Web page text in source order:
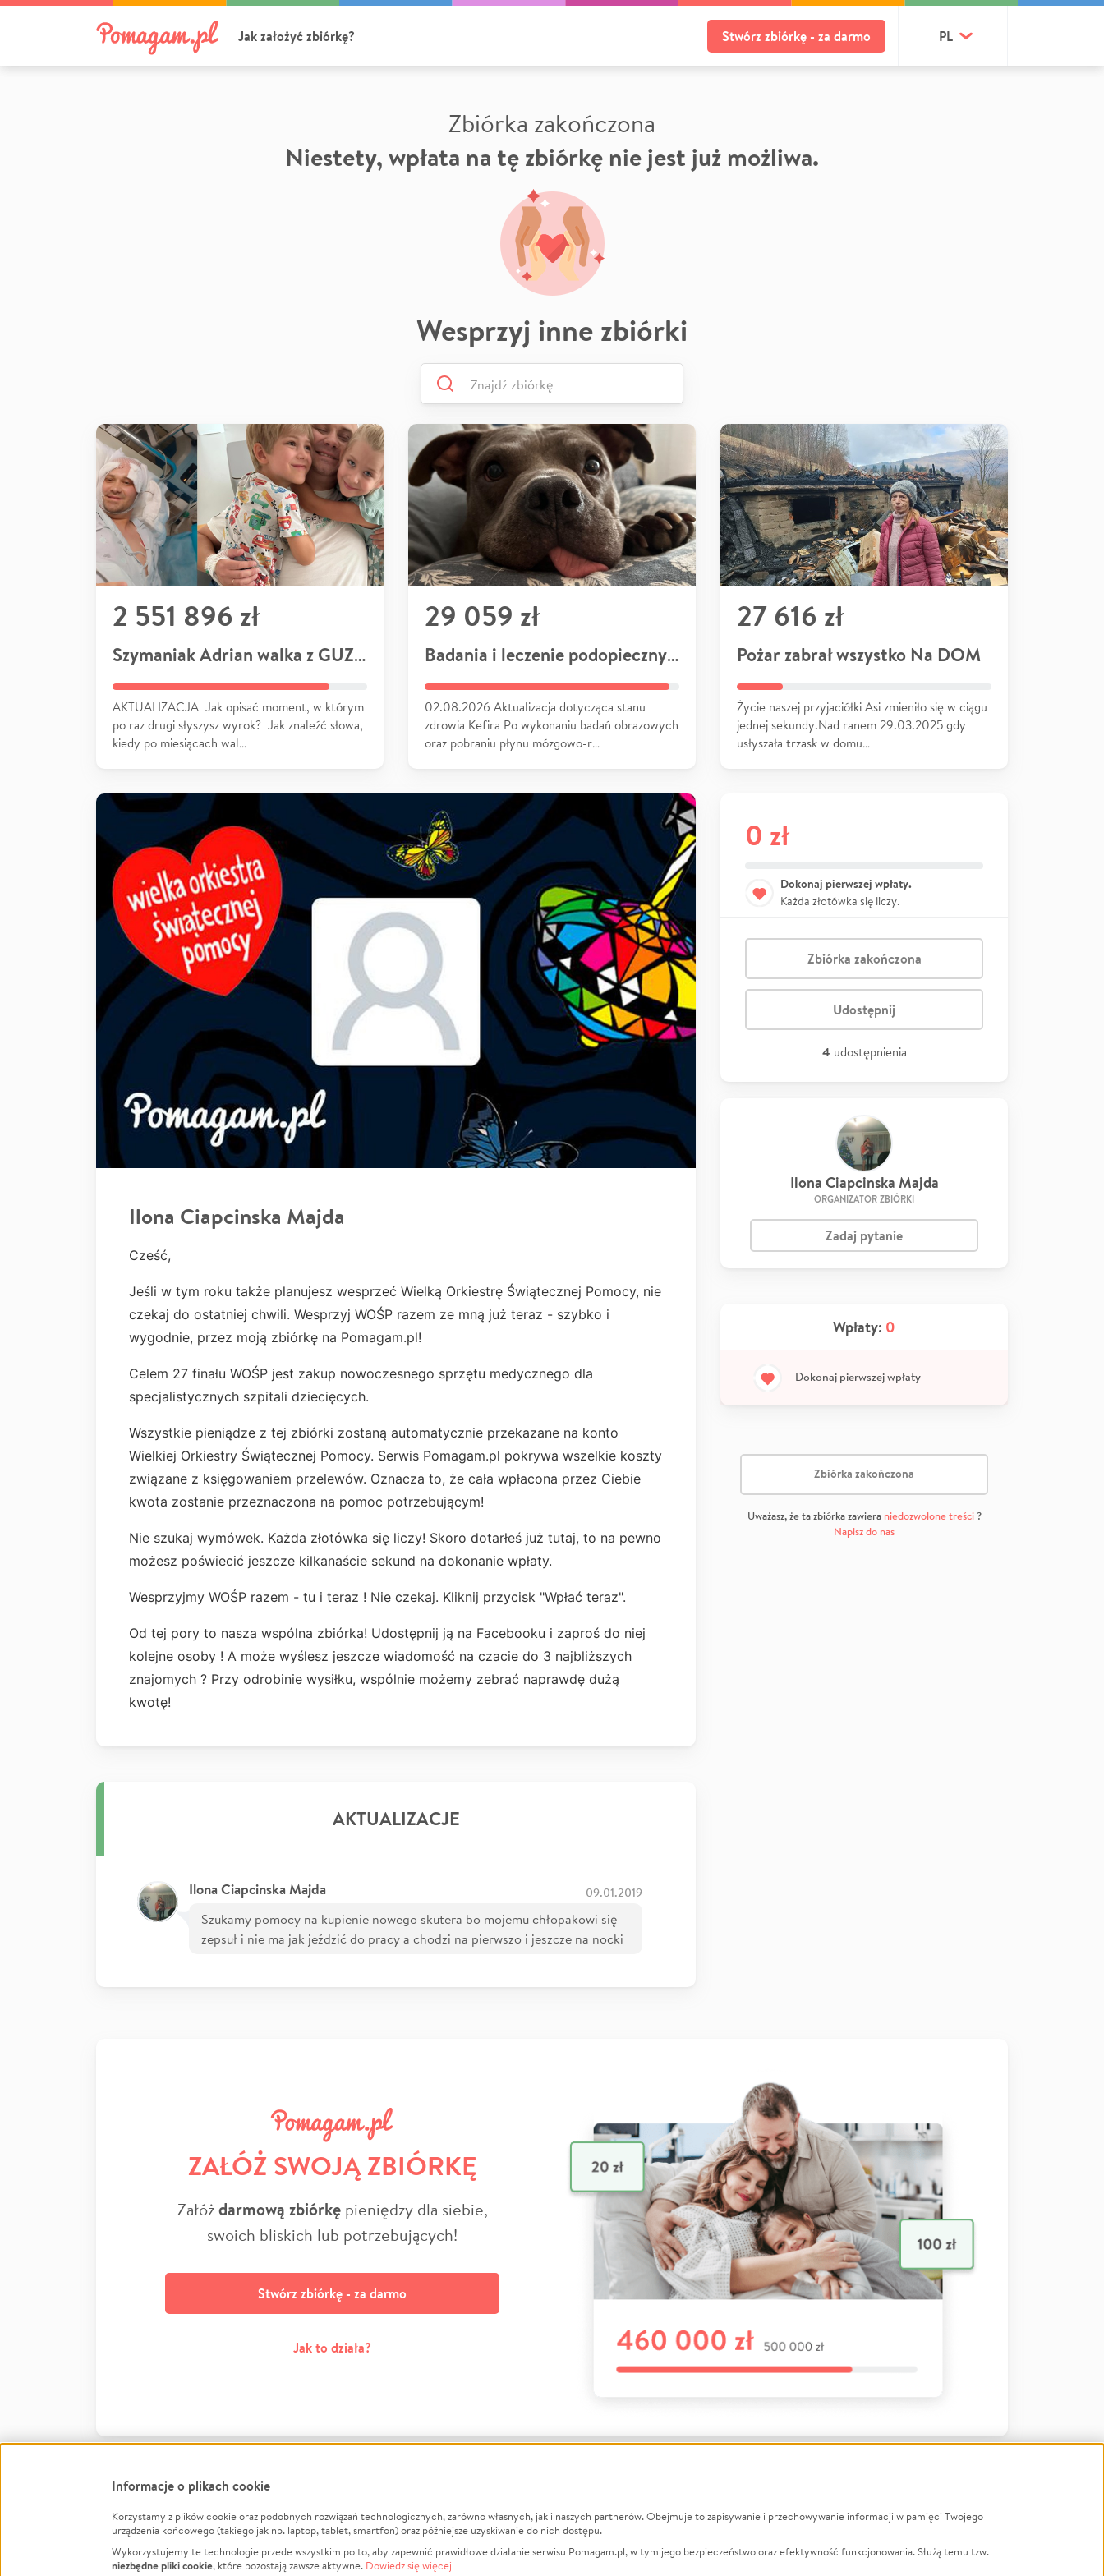
Jak założyć zbiórkę? Stwórz zbiórkę - za darmo PL
Zbiórka zakończona
Niestety, wpłata na tę zbiórkę nie jest już możliwa.
Wesprzyj inne zbiórki
2 551 896 zł
Szymaniak Adrian walka z GUZEM
AKTUALIZACJA Jak opisać moment, w którym
po raz drugi słyszysz wyrok? Jak znaleźć słowa,
kiedy po miesiącach wal…
29 059 zł
Badania i leczenie podopiecznych
02.08.2026 Aktualizacja dotycząca stanu
zdrowia Kefira Po wykonaniu badań obrazowych
oraz pobraniu płynu mózgowo-r…
27 616 zł
Pożar zabrał wszystko Na DOM
Życie naszej przyjaciółki Asi zmieniło się w ciągu
jednej sekundy.Nad ranem 29.03.2025 gdy
usłyszała trzask w domu…
Ilona Ciapcinska Majda
Cześć,
Jeśli w tym roku także planujesz wesprzeć Wielką Orkiestrę Świątecznej Pomocy, nie
czekaj do ostatniej chwili. Wesprzyj WOŚP razem ze mną już teraz - szybko i
wygodnie, przez moją zbiórkę na Pomagam.pl!
Celem 27 finału WOŚP jest zakup nowoczesnego sprzętu medycznego dla
specjalistycznych szpitali dziecięcych.
Wszystkie pieniądze z tej zbiórki zostaną automatycznie przekazane na konto
Wielkiej Orkiestry Świątecznej Pomocy. Serwis Pomagam.pl pokrywa wszelkie koszty
związane z księgowaniem przelewów. Oznacza to, że cała wpłacona przez Ciebie
kwota zostanie przeznaczona na pomoc potrzebującym!
Nie szukaj wymówek. Każda złotówka się liczy! Skoro dotarłeś już tutaj, to na pewno
możesz poświecić jeszcze kilkanaście sekund na dokonanie wpłaty.
Wesprzyjmy WOŚP razem - tu i teraz ! Nie czekaj. Kliknij przycisk "Wpłać teraz".
Od tej pory to nasza wspólna zbiórka! Udostępnij ją na Facebooku i zaproś do niej
kolejne osoby ! A może wyślesz jeszcze wiadomość na czacie do 3 najbliższych
znajomych ? Przy odrobinie wysiłku, wspólnie możemy zebrać naprawdę dużą
kwotę!
AKTUALIZACJE
Ilona Ciapcinska Majda 09.01.2019
Szukamy pomocy na kupienie nowego skutera bo mojemu chłopakowi się
zepsuł i nie ma jak jeździć do pracy a chodzi na pierwszo i jeszcze na nocki
0 zł
Dokonaj pierwszej wpłaty.
Każda złotówka się liczy.
Zbiórka zakończona
Udostępnij
4 udostępnienia
Ilona Ciapcinska Majda
ORGANIZATOR ZBIÓRKI
Zadaj pytanie
Wpłaty: 0
Dokonaj pierwszej wpłaty
Zbiórka zakończona
Uważasz, że ta zbiórka zawiera niedozwolone treści?
Napisz do nas
ZAŁÓŻ SWOJĄ ZBIÓRKĘ
Załóżdarmową zbiórkępieniędzy dla siebie,
swoich bliskich lub potrzebujących!
Stwórz zbiórkę - za darmo
Jak to działa?
FacebookTwitter Instagram
Informacje
Jak to działa?
O nas
Opinie
Zbieraj na
Leczenie
LGBTQ+
Informacje o plikach cookie
Korzystamy z plików cookie oraz podobnych rozwiązań technologicznych, zarówno własnych, jak i naszych partnerów. Obejmuje to zapisywanie i przechowywanie informacji w pamięci Twojego
urządzenia końcowego (takiego jak np. laptop, tablet, smartfon) oraz późniejsze uzyskiwanie do nich dostępu.
Wykorzystujemy te technologie przede wszystkim po to, aby zapewnić prawidłowe działanie serwisu Pomagam.pl, w tym jego bezpieczeństwo oraz efektywność funkcjonowania. Służą temu tzw.
niezbędne pliki cookie, które pozostają zawsze aktywne. Dowiedz się więcej